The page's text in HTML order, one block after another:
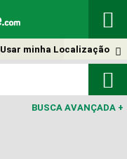


Usar minha Localização

BUSCA AVANÇADA +